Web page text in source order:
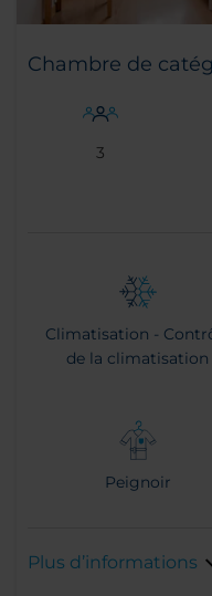
Chambre de
3
Climatisation -
de la climatisation
Peignoir
Plus d’informations